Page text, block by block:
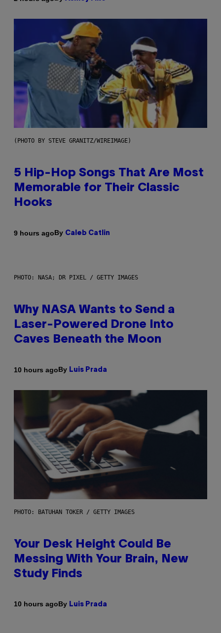
(PHOTO BY STEVE GRANITZ/WIREIMAGE)
5 Hip-Hop Songs That Are Most
Memorable for Their Classic
Hooks
9 hours agoBy Caleb Catlin
PHOTO: NASA; DR PIXEL / GETTY IMAGES
Why NASA Wants to Send a
Laser-Powered Drone Into
Caves Beneath the Moon
10 hours agoBy Luis Prada
PHOTO: BATUHAN TOKER / GETTY IMAGES
Your Desk Height Could Be
Messing With Your Brain, New
Study Finds
10 hours agoBy Luis Prada